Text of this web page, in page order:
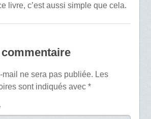
livre, c’est aussi simple que cela.
mail ne sera pas publiée. Les
sont indiqués avec *